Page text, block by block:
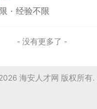
经验不限
- 没有更多了 -
海安人才网 版权所有.